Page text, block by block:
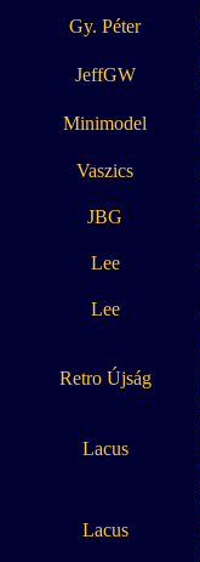
Gy. Péter
JeffGW
Minimodel
Vaszics
JBG
Lee
Lee
Retro Újság
Lacus
Lacus